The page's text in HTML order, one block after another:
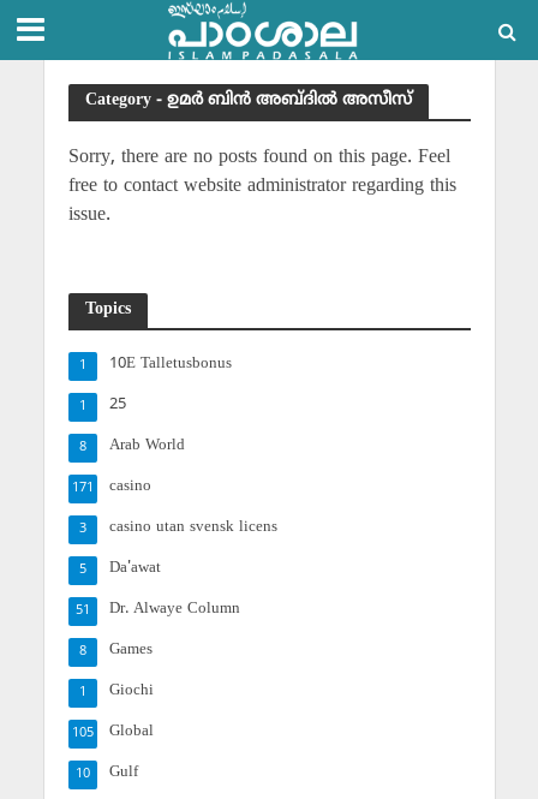
Category - ഉമര്‍ ബിന്‍ അബ്ദില്‍ അസീസ്
Sorry, there are no posts found on this page. Feel
free to contact website administrator regarding this
issue.
Topics
10E Talletusbonus
1
25
1
Arab World
8
casino
171
casino utan svensk licens
3
Da'awat
5
Dr. Alwaye Column
51
Games
8
Giochi
1
Global
105
Gulf
10